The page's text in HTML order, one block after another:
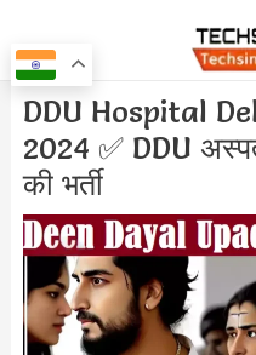
to
content
DDU Hospital
2024 ✅ DDU
की भर्ती
Post
navigation